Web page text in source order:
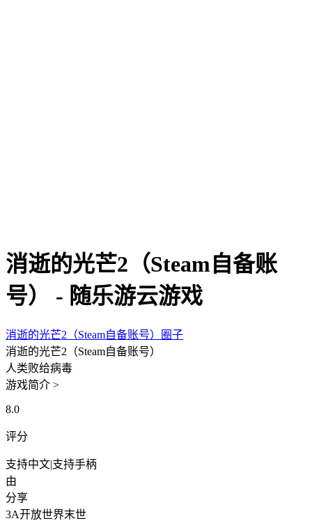
消逝的光芒2（Steam自备账
号） - 随乐游云游戏
消逝的光芒2（Steam自备账号）圈子
消逝的光芒2（Steam自备账号）
人类败给病毒
游戏简介 >
8.0
评分
支持中文|支持手柄
由
分享
3A开放世界末世